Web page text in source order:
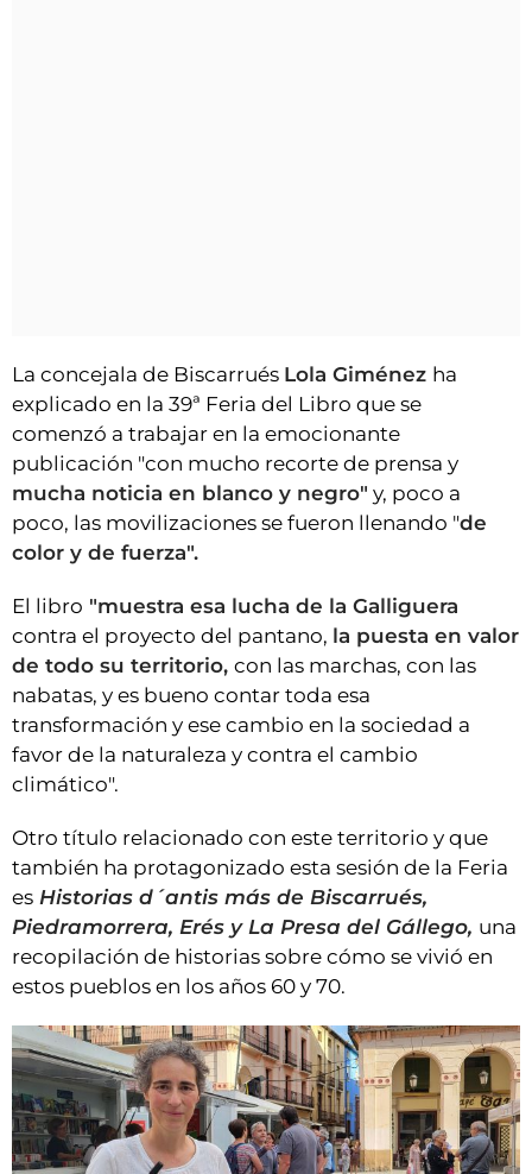
La concejala de Biscarrués Lola Giménez ha
explicado en la 39ª Feria del Libro que se
comenzó a trabajar en la emocionante
publicación "con mucho recorte de prensa y
mucha noticia en blanco y negro" y, poco a
poco, las movilizaciones se fueron llenando "de
color y de fuerza".
El libro "muestra esa lucha de la Galliguera
contra el proyecto del pantano, la puesta en valor
de todo su territorio, con las marchas, con las
nabatas, y es bueno contar toda esa
transformación y ese cambio en la sociedad a
favor de la naturaleza y contra el cambio
climático".
Otro título relacionado con este territorio y que
también ha protagonizado esta sesión de la Feria
es Historias d´antis más de Biscarrués,
Piedramorrera, Erés y La Presa del Gállego, una
recopilación de historias sobre cómo se vivió en
estos pueblos en los años 60 y 70.